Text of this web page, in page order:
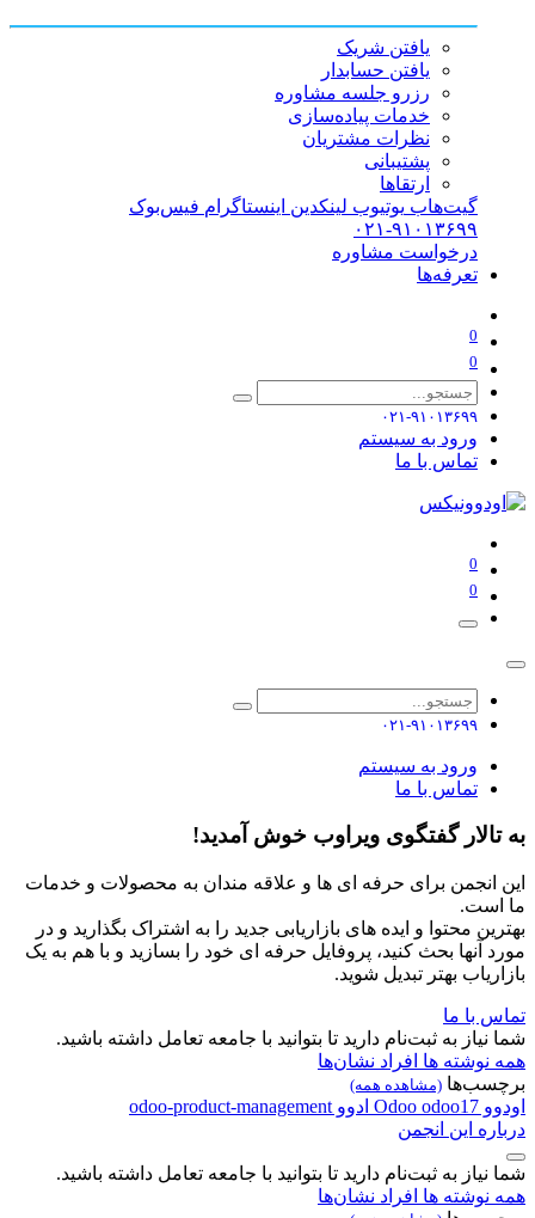
یافتن شریک
یافتن حسابدار
رزرو جلسه مشاوره
خدمات پیاده‌سازی
نظرات مشتریان
پشتیبانی
ارتقاها
گیت‌هاب یوتیوب لینکدین اینستاگرام فیس‌بوک
۰۲۱-۹۱۰۱۳۶۹۹
درخواست مشاوره
تعرفه‌ها
0
0
۰۲۱-۹۱۰۱۳۶۹۹
ورود به سیستم
تماس با ما
0
0
۰۲۱-۹۱۰۱۳۶۹۹
ورود به سیستم
تماس با ما
به تالار گفتگوی ویراوب خوش آمدید!
این انجمن برای حرفه ای ها و علاقه مندان به محصولات و خدمات
ما است.
بهترین محتوا و ایده های بازاریابی جدید را به اشتراک بگذارید و در
مورد آنها بحث کنید، پروفایل حرفه ای خود را بسازید و با هم به یک
بازاریاب بهتر تبدیل شوید.
تماس با ما
شما نیاز به ثبت‌نام دارید تا بتوانید با جامعه تعامل داشته باشید.
همه نوشته ها افراد نشان‌ها
برچسب‌ها (مشاهده همه)
اودوو Odoo odoo17 ادوو odoo-product-management
درباره این انجمن
شما نیاز به ثبت‌نام دارید تا بتوانید با جامعه تعامل داشته باشید.
همه نوشته ها افراد نشان‌ها